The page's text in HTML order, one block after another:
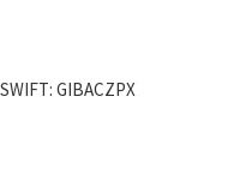
GIBACZPX